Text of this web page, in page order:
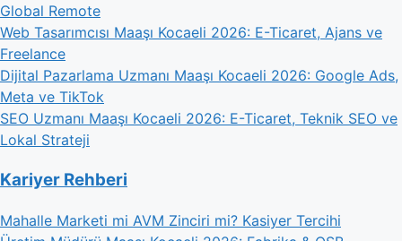
Global Remote
Web Tasarımcısı Maaşı Kocaeli 2026: E-Ticaret, Ajans ve
Freelance
Dijital Pazarlama Uzmanı Maaşı Kocaeli 2026: Google Ads,
Meta ve TikTok
SEO Uzmanı Maaşı Kocaeli 2026: E-Ticaret, Teknik SEO ve
Lokal Strateji
Kariyer Rehberi
Mahalle Marketi mi AVM Zinciri mi? Kasiyer Tercihi